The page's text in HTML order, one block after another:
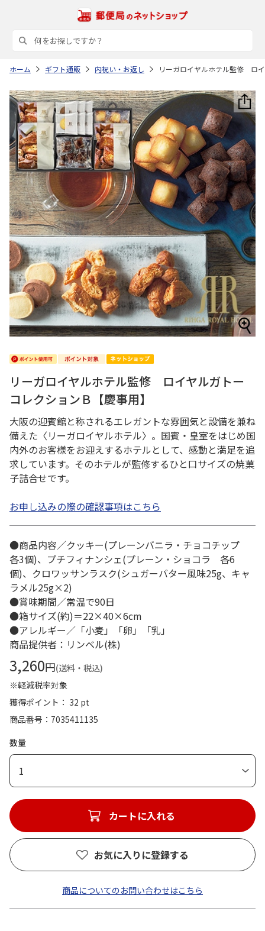
ホーム ギフト通販 内祝い・お返し リーガロイヤルホテル監修 ロ
リーガロイヤルホテル監修 ロイヤルガトー
コレクションＢ【慶事用】
大阪の迎賓館と称されるエレガントな雰囲気と設備を兼ね
備えた〈リーガロイヤルホテル〉。国賓・皇室をはじめ国
内外のお客様をお迎えするホテルとして、感動と満足を追
求しています。そのホテルが監修するひと口サイズの焼菓
子詰合せです。
お申し込みの際の確認事項はこちら
●商品内容／クッキー(プレーンバニラ・チョコチップ
各3個)、プチフィナンシェ(プレーン・ショコラ 各6
個)、クロワッサンラスク(シュガーバター風味25g、キャ
ラメル25g×2)
●賞味期間／常温で90日
●箱サイズ(約)＝22×40×6cm
●アレルギー／「小麦」「卵」「乳」
商品提供者：リンベル(株)
3,260円(送料・税込)
※軽減税率対象
獲得ポイント： 32 pt
商品番号
7035411135
数量
1
カートに入れる
お気に入りに登録する
商品についてのお問い合わせはこちら